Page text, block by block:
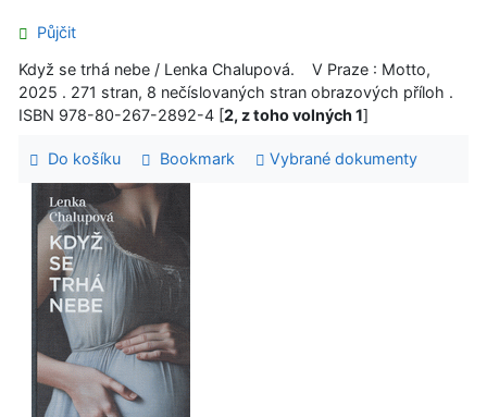
Půjčit
Když se trhá nebe / Lenka Chalupová. V Praze : Motto,
2025 . 271 stran, 8 nečíslovaných stran obrazových příloh .
ISBN 978-80-267-2892-4 [2, z toho volných 1]
Do košíku Bookmark Vybrané dokumenty